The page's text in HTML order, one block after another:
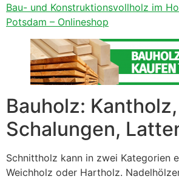
Bau- und Konstruktionsvollholz im
Potsdam – Onlineshop
Bauholz:
Schalungen,
Schnittholz kann in zwei Kategorien
Weichholz oder Hartholz.